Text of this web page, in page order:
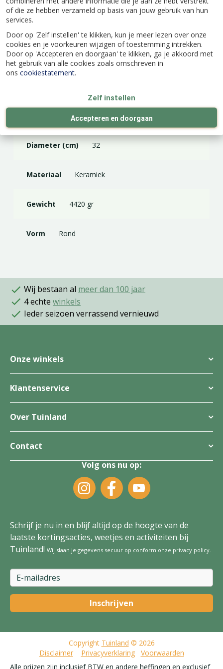
of die ze hebben verzameld op basis van jouw gebruik van hun
services.
Door op 'Zelf instellen' te klikken, kun je meer lezen over onze
cookies en je voorkeuren wijzigen of toestemming intrekken.
Door op 'Accepteren en doorgaan' te klikken, ga je akkoord met
het gebruik van alle cookies zoals omschreven in
ons cookiestatement.
Zelf instellen
Accepteren en doorgaan
Merk Floran
Hoogte (cm) 27
Diameter (cm) 32
Materiaal Keramiek
Gewicht 4420 gr
Vorm Rond
Wij bestaan al meer dan 100 jaar
4 echte winkels
Ieder seizoen verrassend vernieuwd
Onze winkels
Klantenservice
Over Tuinland
Contact
Volg ons nu op:
Schrijf je nu in en blijf altijd op de hoogte van de
laatste kortingsacties, weetjes en activiteiten bij
Tuinland! Wij slaan je gegevens secuur op conform onze privacy policy.
Copyright Tuinland © 2026
Disclaimer
Privacyverklaring
Voorwaarden
Alle prijzen zijn inclusief BTW en andere heffingen en exclusief